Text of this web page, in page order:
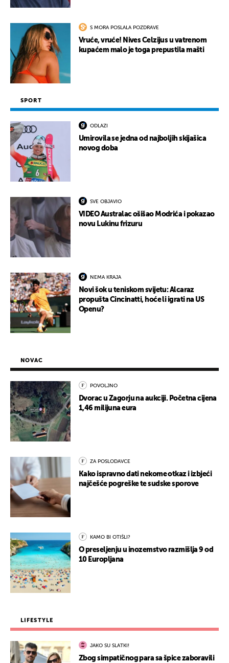
S MORA POSLALA POZDRAVE
Vruće, vruće! Nives Celzijus u vatrenom
kupaćem malo je toga prepustila mašti
SPORT
ODLAZI
Umirovila se jedna od najboljih skijašica
novog doba
SVE OBJAVIO
VIDEO Australac ošišao Modrića i pokazao
novu Lukinu frizuru
NEMA KRAJA
Novi šok u teniskom svijetu: Alcaraz
propušta Cincinatti, hoće li igrati na US
Openu?
NOVAC
POVOLJNO
Dvorac u Zagorju na aukciji. Početna cijena
1,46 milijuna eura
ZA POSLODAVCE
Kako ispravno dati nekome otkaz i izbjeći
najčešće pogreške te sudske sporove
KAMO BI OTIŠLI?
O preseljenju u inozemstvo razmišlja 9 od
10 Europljana
LIFESTYLE
JAKO SU SLATKI!
Zbog simpatičnog para sa špice zaboravili